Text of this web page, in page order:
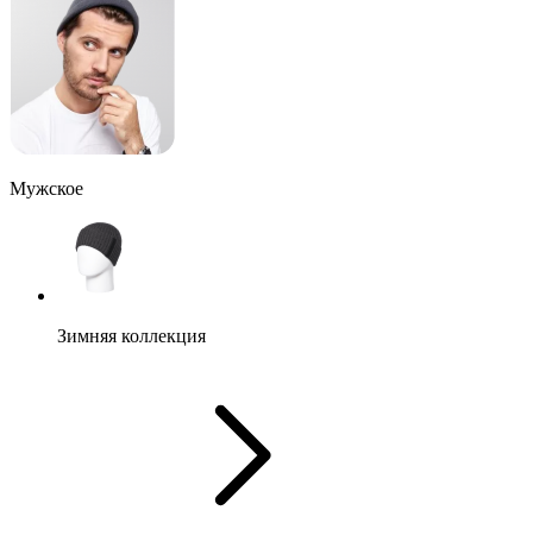
Мужское
Зимняя коллекция